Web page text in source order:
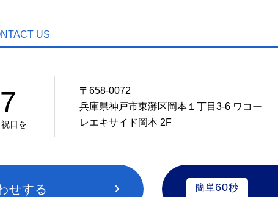
US
日を
〒658-0072
兵庫県神戸市東灘区岡本１丁目3-6 ワコー
レエキサイド岡本 2F
せする 簡単60秒